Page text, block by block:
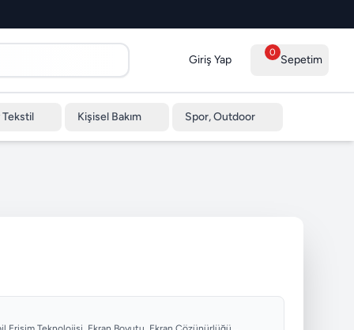
Giriş Yap
0
Sepetim
Tekstil Kişisel Bakım Spor, Outdoor